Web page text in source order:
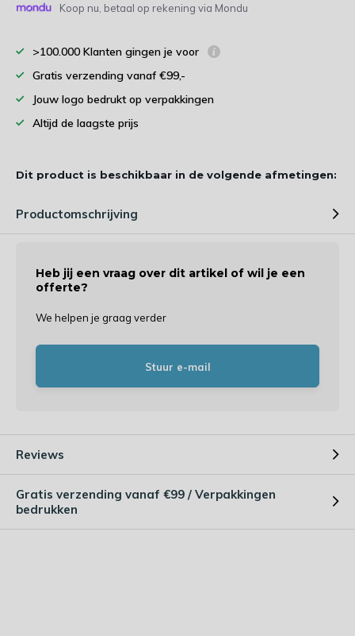
Koop nu, betaal op rekening via Mondu
>100.000 Klanten gingen je voor
Gratis verzending vanaf €99,-
Jouw logo bedrukt op verpakkingen
Altijd de laagste prijs
Dit product is beschikbaar in de volgende afmetingen:
Productomschrijving
Heb jij een vraag over dit artikel of wil je een
offerte?
We helpen je graag verder
Stuur e-mail
Reviews
Gratis verzending vanaf €99 / Verpakkingen
bedrukken